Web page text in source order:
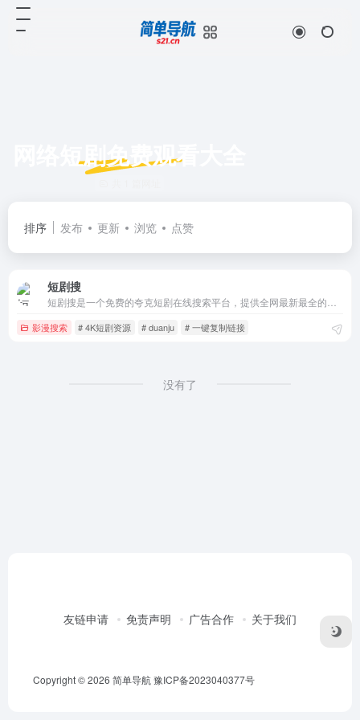
网络短剧免费观看大全
排序 发布 更新 浏览 点赞
短剧搜
影漫搜索 # 4K短剧资源 # duanju # 一键复制链接
没有了
友链申请 免责声明 广告合作 关于我们
Copyright © 2026 简单导航豫ICP备2023040377号